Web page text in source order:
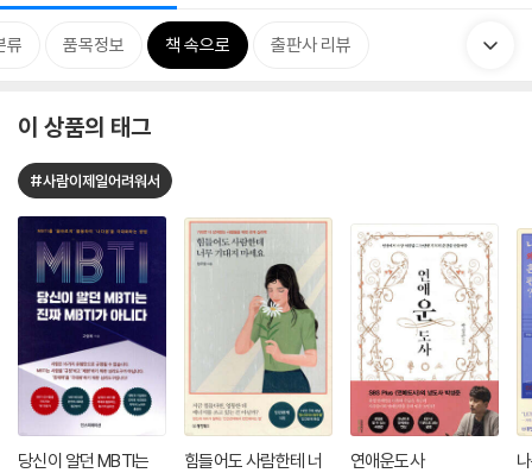
류 품목정보 책 속으로 출판사 리뷰
이 상품의 태그
#사람이제일어려워서
당신이 알던 MBTI는
힘들어도 사람한테 너
연애운도사